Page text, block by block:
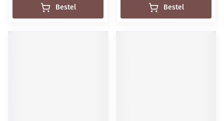
Bestel Bestel